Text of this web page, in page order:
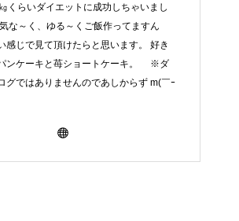
くらいダイエットに成功しちゃいまし
な～く、ゆる～くご飯作ってますん
感じで見て頂けたらと思います。 好き
ンケーキと苺ショートケーキ。 ※ダ
グではありませんのであしからず m(￣ｰ